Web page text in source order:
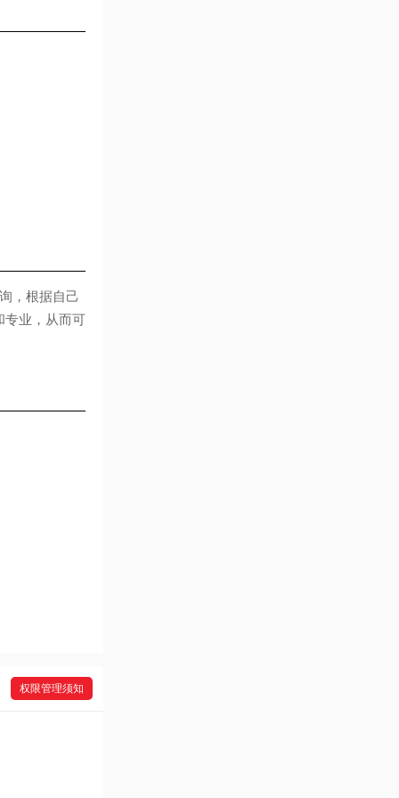
，根据自己
专业，从而可
权限管理须知